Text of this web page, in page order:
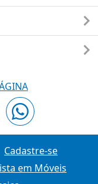
Cadastre-se
em Móveis